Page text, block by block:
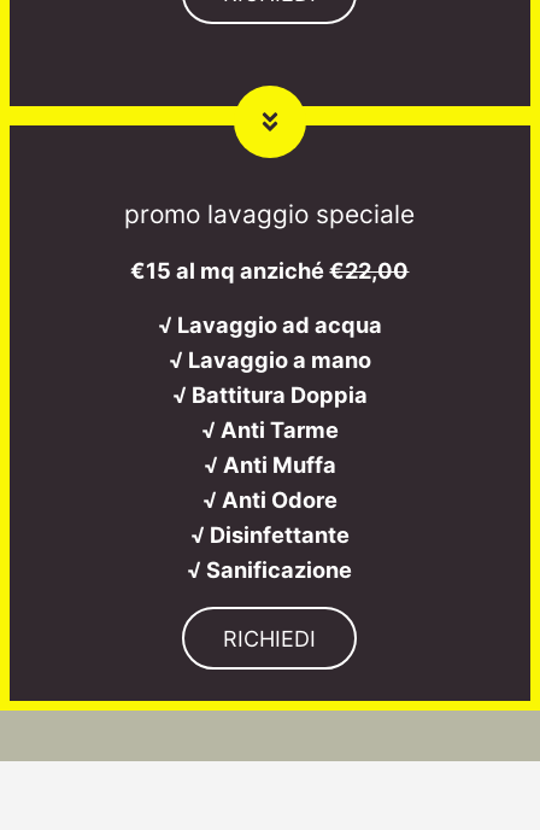
promo lavaggio speciale
€15 al mq anziché€22,00
√ Lavaggio ad acqua
√ Lavaggio a mano
√ Battitura Doppia
√ Anti Tarme
√ Anti Muffa
√ Anti Odore
√ Disinfettante
√ Sanificazione
RICHIEDI